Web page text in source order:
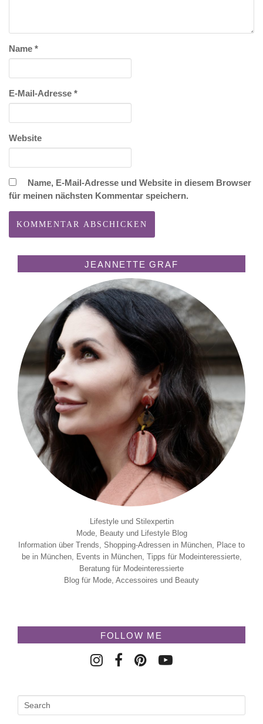
Name *
E-Mail-Adresse *
Website
Name, E-Mail-Adresse und Website in diesem Browser
für meinen nächsten Kommentar speichern.
JEANNETTE GRAF
Lifestyle und Stilexpertin
Mode, Beauty und Lifestyle Blog
Information über Trends, Shopping-Adressen in München, Place to
be in München, Events in München, Tipps für Modeinteressierte,
Beratung für Modeinteressierte
Blog für Mode, Accessoires und Beauty
FOLLOW ME